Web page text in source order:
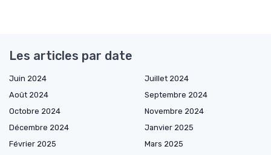
Les articles par date
Juin 2024
Juillet 2024
Août 2024
Septembre 2024
Octobre 2024
Novembre 2024
Décembre 2024
Janvier 2025
Février 2025
Mars 2025